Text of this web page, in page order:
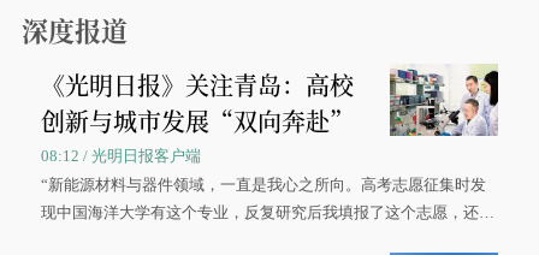
深度报道
《光明日报》关注青岛：高校
创新与城市发展“双向奔赴”
08:12 / 光明日报客户端
“新能源材料与器件领域，一直是我心之所向。高考志愿征集时发
现中国海洋大学有这个专业，反复研究后我填报了这个志愿，还真